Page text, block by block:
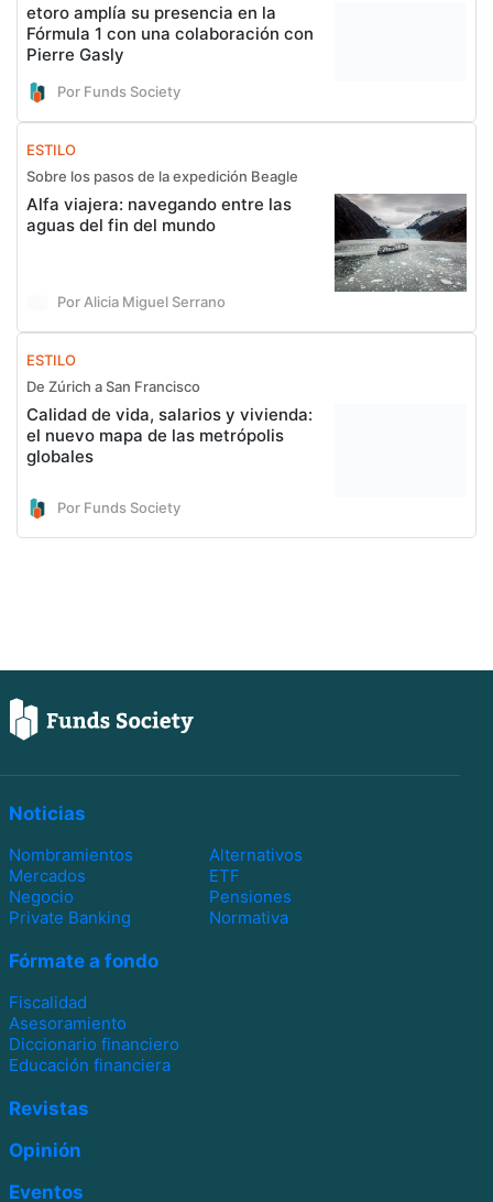
etoro amplía su presencia en la
Fórmula 1 con una colaboración con
Pierre Gasly
Por Funds Society
ESTILO
Sobre los pasos de la expedición Beagle
Alfa viajera: navegando entre las
aguas del fin del mundo
Por Alicia Miguel Serrano
ESTILO
De Zúrich a San Francisco
Calidad de vida, salarios y vivienda:
el nuevo mapa de las metrópolis
globales
Por Funds Society
Noticias
Nombramientos
Alternativos
Mercados
ETF
Negocio
Pensiones
Private Banking
Normativa
Fórmate a fondo
Fiscalidad
Asesoramiento
Diccionario financiero
Educación financiera
Revistas
Opinión
Eventos